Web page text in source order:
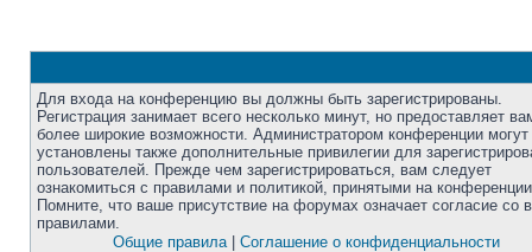
Для входа на конференцию вы должны быть зарегистрированы.
Регистрация занимает всего несколько минут, но предоставляет
более широкие возможности. Администратором конференции
установлены также дополнительные привилегии для
пользователей. Прежде чем зарегистрироваться, вам следует
ознакомиться с правилами и политикой, принятыми на
Помните, что ваше присутствие на форумах означает согласие со
правилами.
Общие правила| Соглашение о конфиденциальности